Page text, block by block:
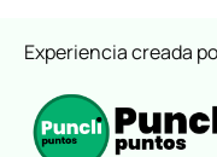
Experiencia creada